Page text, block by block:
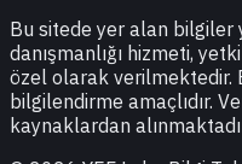
Bu sitede yer alan bilgiler
danışmanlığı hizmeti,
özel olarak verilmektedir.
bilgilendirme amaçlıdır.
kaynaklardan